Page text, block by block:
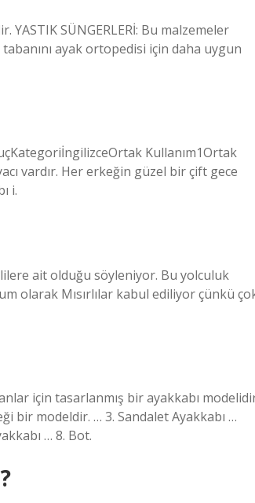
YASTIK SÜNGERLERİ: Bu malzemeler
ayak ortopedisi için daha uygun
Kullanım1Ortak
vardır. Her erkeğin güzel bir çift gece
i.
ait olduğu söyleniyor. Bu yolculuk
olarak Mısırlılar kabul ediliyor çünkü
için tasarlanmış bir ayakkabı
bir modeldir. … 3. Sandalet Ayakkabı …
… 8. Bot.